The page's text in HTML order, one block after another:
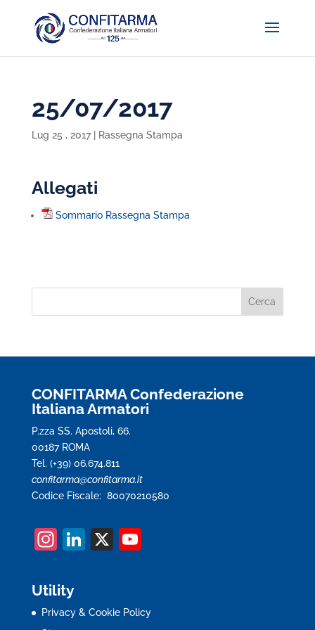
25/07/2017
Lug 25 , 2017| Rassegna Stampa
Allegati
Sommario Rassegna Stampa
CONFITARMA Confederazione
Italiana Armatori
P.zza SS. Apostoli, 66.
00187 ROMA
Tel. (+39) 06.674.811
confitarma@confitarma.it
Codice Fiscale: 80070210580
In
a
gr
Li
e
X Y
T
Utility
Privacy & Cookie Policy